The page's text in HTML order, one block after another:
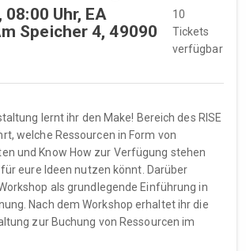
Uhr, EA
Speicher 4, 49090
10
Tickets
verfügbar
lernt ihr den Make! Bereich des RISE
welche Ressourcen in Form von
und Know How zur Verfügung stehen
eure Ideen nutzen könnt. Darüber
als grundlegende Einführung in
Nach dem Workshop erhaltet ihr die
zur Buchung von Ressourcen im